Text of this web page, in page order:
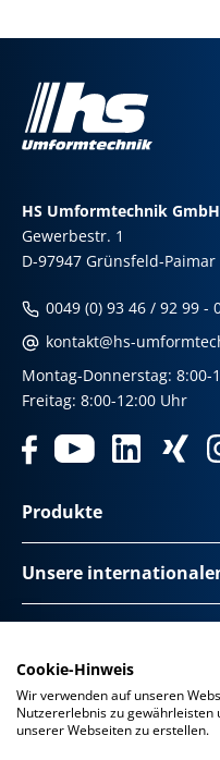
HS Umformtechnik GmbH
Gewerbestr. 1
D-97947 Grünsfeld-Paimar
0049 (0) 93 46 / 92 99 -
kontakt@hs-
Montag-Donnerstag: 8:00-
Freitag: 8:00-12:00 Uhr
Produkte
Unsere
Datenschutz
Datenschutz Social Media
Cookie-Hinweis
Wir verwenden auf unseren
Nutzererlebnis zu gewährleisten
unserer Webseiten zu erstellen.